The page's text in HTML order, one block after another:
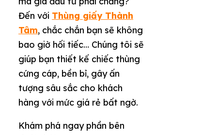
Đến với Thùng giấy Thành
Tâm, chắc chắn bạn sẽ không
bao giờ hối tiếc… Chúng tôi sẽ
giúp bạn thiết kế chiếc thùng
cứng cáp, bền bỉ, gây ấn
tượng sâu sắc cho khách
hàng với mức giá rẻ bất ngờ.
Khám phá ngay phần bên